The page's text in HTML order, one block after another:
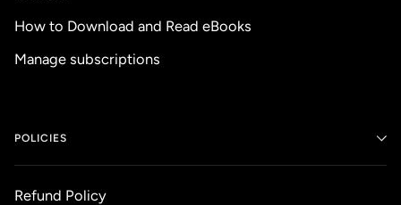
How to Download and Read eBooks
Manage subscriptions
POLICIES
Refund Policy